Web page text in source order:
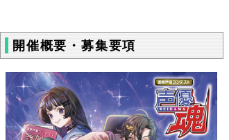
開催概要・募集要項